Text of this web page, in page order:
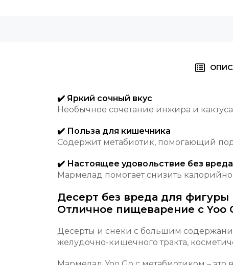
✔️ Яркий сочный вкус
Необычное сочетание инжира и
✔️ Польза для кишечника
Содержит метабиотик, помогающий
✔️ Настоящее удовольствие без
Мармелад помогает снизить
Десерт без вреда для фигуры
Отличное пищеварение с Yoo
Десерты и снеки с большим
желудочно-кишечного тракта,